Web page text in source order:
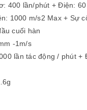
400 lần/phút + Điện:
1000 m/s2 Max + Sự
cuối hàn
-1m/s
lần tác động / phút